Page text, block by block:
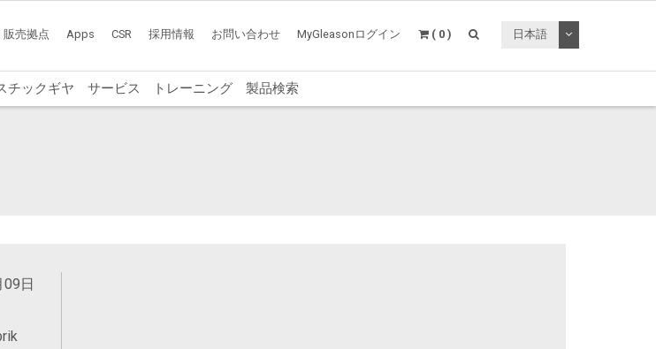
販売拠点 Apps CSR 採用情報 お問い合わせ MyGleasonログイン ( 0 ) 日本語 トグルドロップ
チックギヤ サービス トレーニング 製品検索
日